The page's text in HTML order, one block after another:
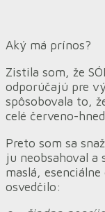
Aký má prínos?
Zistila som, že
odporúčajú pre
spôsobovala to,
celé červeno-
Preto som sa
ju neobsahoval a
maslá,
osvedčilo: